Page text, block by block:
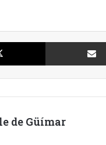
X
de Güímar